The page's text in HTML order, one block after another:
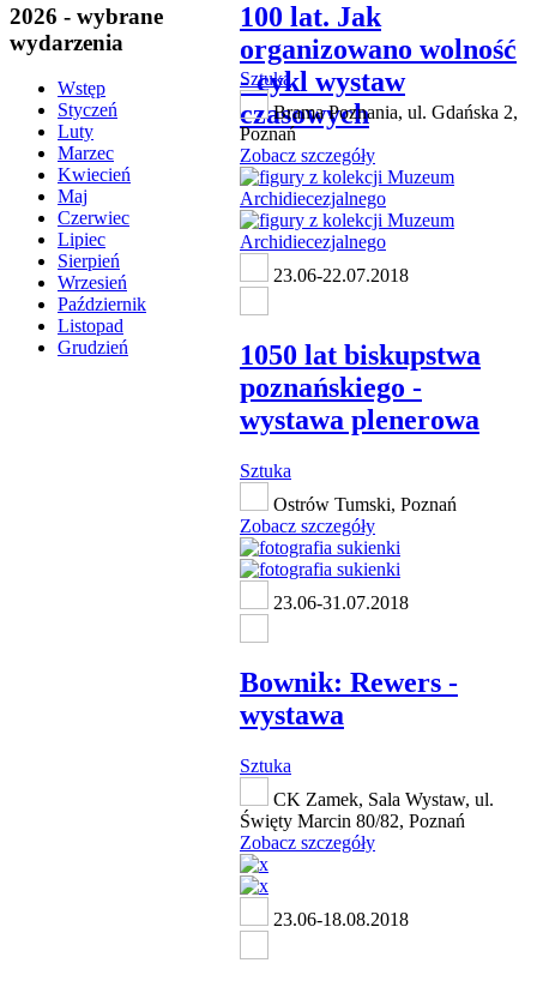
2026 - wybrane
wydarzenia
Wstęp
Styczeń
Luty
Marzec
Kwiecień
Maj
Czerwiec
Lipiec
Sierpień
Wrzesień
Październik
Listopad
Grudzień
100 lat. Jak
organizowano wolność
- cykl wystaw
czasowych
Sztuka
Brama Poznania, ul. Gdańska 2,
Poznań
Zobacz szczegóły
23.06-22.07.2018
1050 lat biskupstwa
poznańskiego -
wystawa plenerowa
Sztuka
Ostrów Tumski, Poznań
Zobacz szczegóły
23.06-31.07.2018
Bownik: Rewers -
wystawa
Sztuka
CK Zamek, Sala Wystaw, ul.
Święty Marcin 80/82, Poznań
Zobacz szczegóły
23.06-18.08.2018